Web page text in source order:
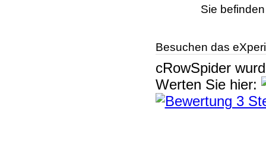
Sie
Besuchen das
cRowSpider
Werten Sie hier: